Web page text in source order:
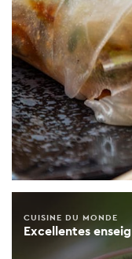
Excellentes
CUISINE DU MONDE